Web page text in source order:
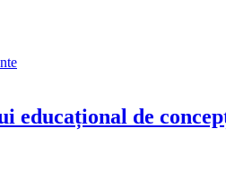
educațional de